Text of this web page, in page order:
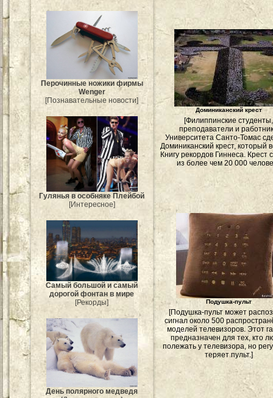
Перочинные ножики фирмы
Wenger
[Познавательные новости]
Гулянья в особняке Плейбой
[Интересное]
Самый большой и самый
дорогой фонтан в мире
[Рекорды]
День полярного медведя
Доминиканский крест
[Филиппинские студенты,
преподаватели и
Университета Санто-Томас
Доминиканский крест, который
Книгу рекордов Гиннеса. Крест
из более чем 20 000
Подушка-пульт
[Подушка-пульт может
сигнал около 500
моделей телевизоров. Этот
предназначен для тех, кто
полежать у телевизора, но
теряет пульт.]